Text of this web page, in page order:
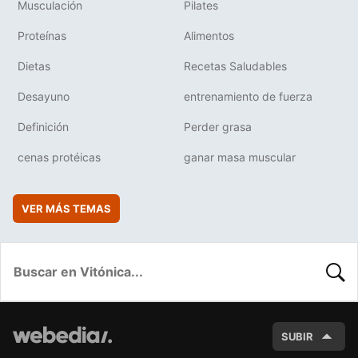
Musculación Pilates
Proteínas Alimentos
Dietas Recetas Saludables
Desayuno entrenamiento de fuerza
Definición Perder grasa
cenas protéicas ganar masa muscular
VER MÁS TEMAS
SUBIR